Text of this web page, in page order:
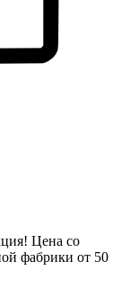
Цена со
фабрики от 50